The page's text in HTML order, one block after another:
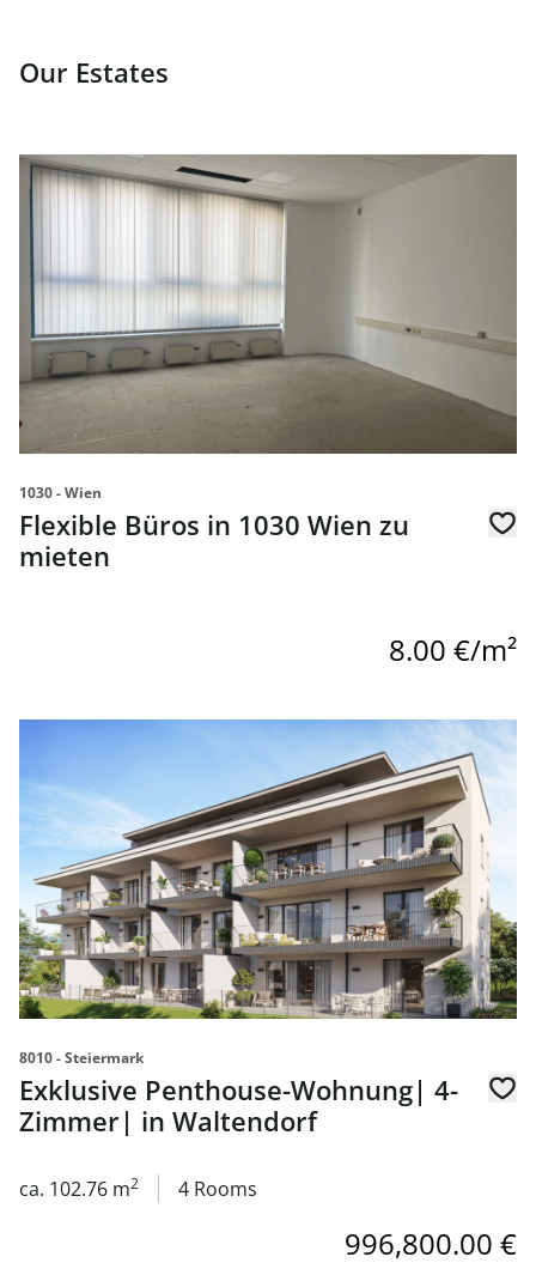
Our Estates
link to page Flexible Büros in 1030 Wien zu mieten
1030 - Wien
Flexible Büros in 1030 Wien zu
mieten
8.00 €/m²
link to page Exklusive Penthouse-Wohnung| 4-Zimmer|
8010 - Steiermark
Exklusive Penthouse-Wohnung| 4-
Zimmer| in Waltendorf
ca. 102.76 m2 4 Rooms
996,800.00 €